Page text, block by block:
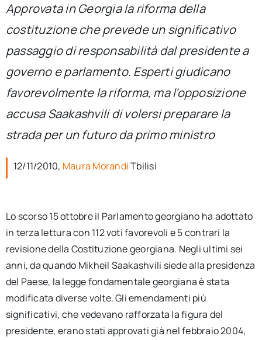
Sezioni
Chi siamo
per:
Newsletter
Ita
Approvata in Georgia la riforma della
costituzione che prevede un significativo
passaggio di responsabilità dal presidente a
governo e parlamento. Esperti giudicano
favorevolmente la riforma, ma l’opposizione
accusa Saakashvili di volersi preparare la
strada per un futuro da primo ministro
12/11/2010, Maura MorandiTbilisi
Lo scorso 15 ottobre il Parlamento georgiano ha adottato
in terza lettura con 112 voti favorevoli e 5 contrari la
revisione della Costituzione georgiana. Negli ultimi sei
anni, da quando Mikheil Saakashvili siede alla presidenza
del Paese, la legge fondamentale georgiana è stata
modificata diverse volte. Gli emendamenti più
significativi, che vedevano rafforzata la figura del
presidente, erano stati approvati già nel febbraio 2004,